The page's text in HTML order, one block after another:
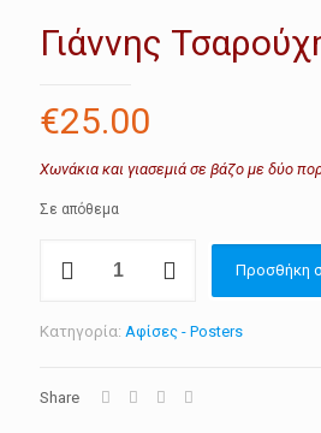
Γιάννης
€25.00
Χωνάκια και γιασεμιά σε βάζο με δύο
Σε απόθεμα
Τσαρούχης
Προσθήκη
Κατηγορία: Αφίσες - Posters
Share